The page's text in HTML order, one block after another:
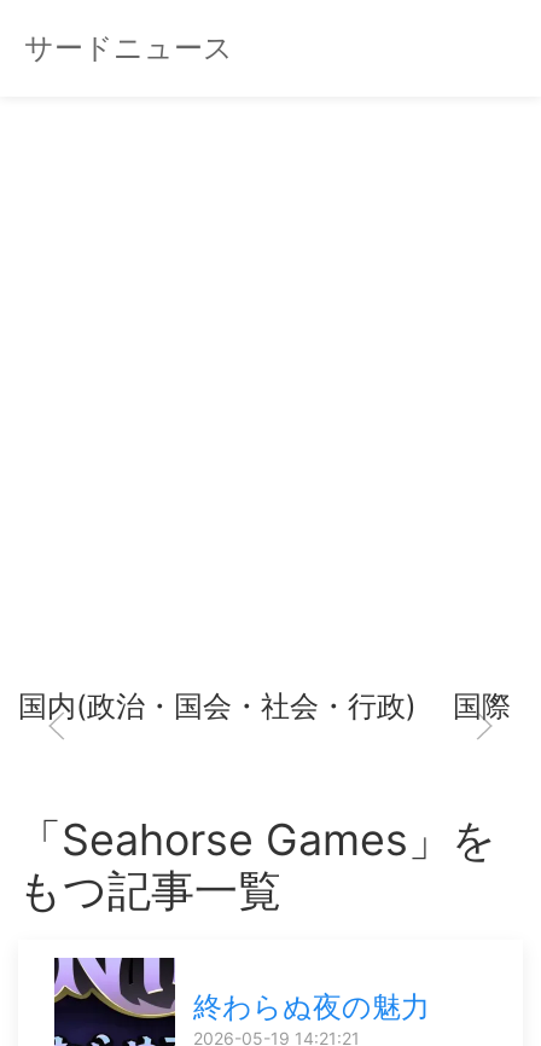
サードニュース
国内(政治・国会・社会・行政) 国際
「Seahorse Games」を
もつ記事一覧
終わらぬ夜の魅力
2026-05-19 14:21:21